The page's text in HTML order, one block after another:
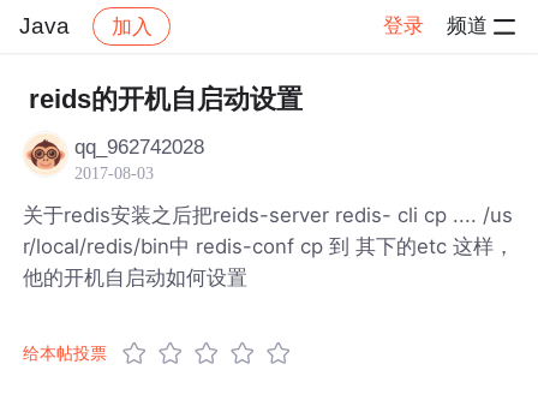
Java 加入 登录 频道
社区 Java 帖子详情
reids的开机自启动设置
qq_962742028
2017-08-03
关于redis安装之后把reids-server redis- cli cp .... /us
r/local/redis/bin中 redis-conf cp 到 其下的etc 这样，
他的开机自启动如何设置
给本帖投票